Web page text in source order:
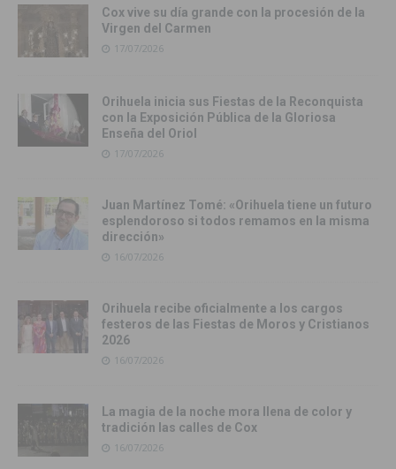
Cox vive su día grande con la procesión de la
Virgen del Carmen
17/07/2026
Orihuela inicia sus Fiestas de la Reconquista
con la Exposición Pública de la Gloriosa
Enseña del Oriol
17/07/2026
Juan Martínez Tomé: «Orihuela tiene un futuro
esplendoroso si todos remamos en la misma
dirección»
16/07/2026
Orihuela recibe oficialmente a los cargos
festeros de las Fiestas de Moros y Cristianos
2026
16/07/2026
La magia de la noche mora llena de color y
tradición las calles de Cox
16/07/2026